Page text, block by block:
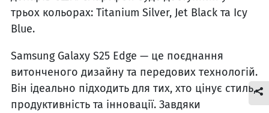
трьох кольорах: Titanium Silver, Jet Black та Icy
Blue.
Samsung Galaxy S25 Edge — це поєднання
витонченого дизайну та передових технологій.
Він ідеально підходить для тих, хто цінує стиль,
продуктивність та інновації. Завдяки